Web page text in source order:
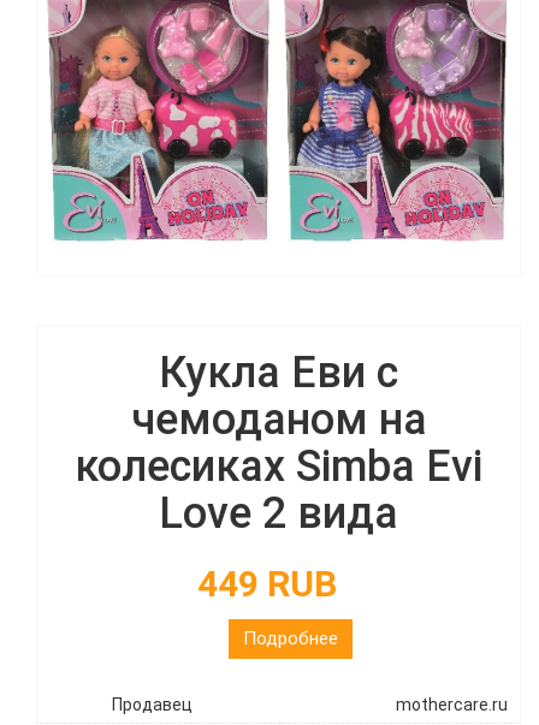
Кукла Еви с
чемоданом на
колесиках Simba Evi
Love 2 вида
449 RUB
Подробнее
Продавец mothercare.ru